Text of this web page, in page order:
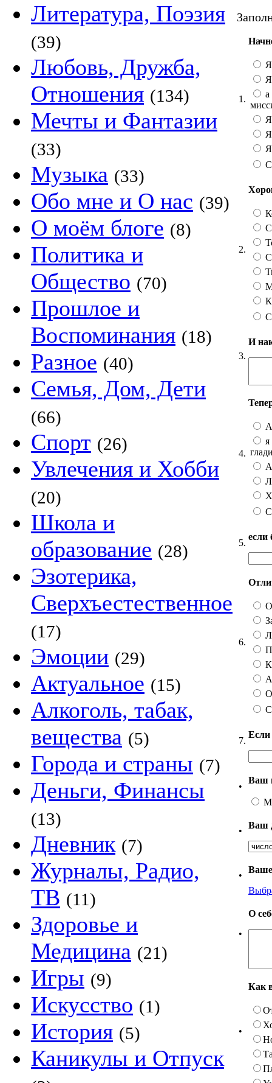
Литература, Поэзия
(39)
Любовь, Дружба,
Отношения (134)
Мечты и Фантазии
(33)
Музыка (33)
Обо мне и О нас (39)
О моём блоге (8)
Политика и
Общество (70)
Прошлое и
Воспоминания (18)
Разное (40)
Семья, Дом, Дети
(66)
Спорт (26)
Увлечения и Хобби
(20)
Школа и
образование (28)
Эзотерика,
Сверхъестественное
(17)
Эмоции (29)
Актуальное (15)
Алкоголь, табак,
вещества (5)
Города и страны (7)
Деньги, Финансы
(13)
Дневник (7)
Журналы, Радио,
ТВ (11)
Здоровье и
Медицина (21)
Игры (9)
Искусство (1)
История (5)
Каникулы и Отпуск
1.
а
2.
3.
И
4.
я
5.
если
6.
7.
•
Ваш
•
Ваш
•
Ваше
•
О
•
Как